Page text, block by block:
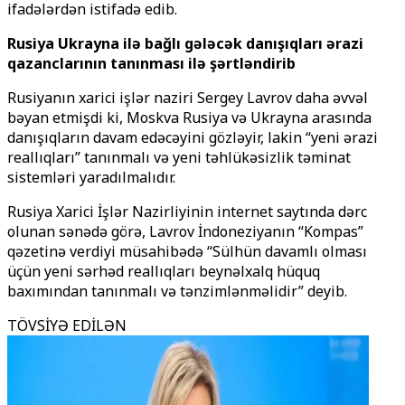
ifadələrdən istifadə edib.
Rusiya Ukrayna ilə bağlı gələcək danışıqları ərazi
qazanclarının tanınması ilə şərtləndirib
Rusiyanın xarici işlər naziri Sergey Lavrov daha əvvəl
bəyan etmişdi ki, Moskva Rusiya və Ukrayna arasında
danışıqların davam edəcəyini gözləyir, lakin “yeni ərazi
reallıqları” tanınmalı və yeni təhlükəsizlik təminat
sistemləri yaradılmalıdır.
Rusiya Xarici İşlər Nazirliyinin internet saytında dərc
olunan sənədə görə, Lavrov İndoneziyanın “Kompas”
qəzetinə verdiyi müsahibədə “Sülhün davamlı olması
üçün yeni sərhəd reallıqları beynəlxalq hüquq
baxımından tanınmalı və tənzimlənməlidir” deyib.
TÖVSİYƏ EDİLƏN